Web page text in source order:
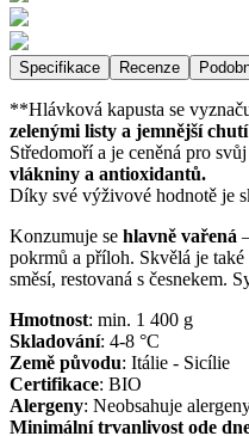
Specifikace Recenze
**Hlávková kapusta se
zelenými listy a jemnější
Středomoří a je ceněná pro
vlákniny a antioxidantů.
Díky své výživové hodnotě je
Konzumuje se hlavně vařená
pokrmů a příloh. Skvělá je
směsí, restovaná s česnekem.
Hmotnost: min. 1 400 g
Skladování: 4-8 °C
Země původu: Itálie - Sicílie
Certifikace: BIO
Alergeny: Neobsahuje
Minimální trvanlivost ode